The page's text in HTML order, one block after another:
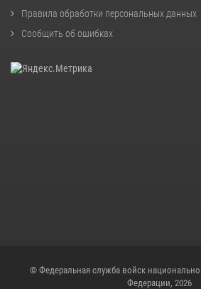
Правила обработки персональных данных
Сообщить об ошибках
© Федеральная служба войск
Федерации, 2026